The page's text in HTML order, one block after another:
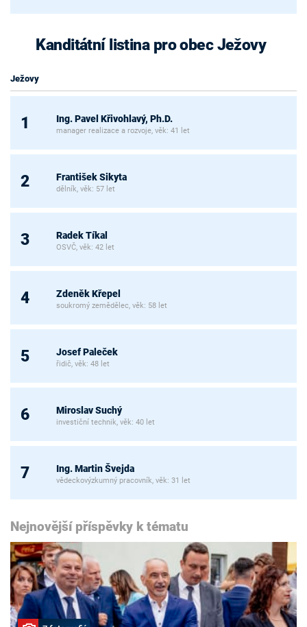
Kanditátní listina pro obec Ježovy
Ježovy
1 Ing. Pavel Křivohlavý, Ph.D.
manager realizace a rozvoje, věk: 41 let
2 František Sikyta
dělník, věk: 57 let
3 Radek Tíkal
OSVČ, věk: 42 let
4 Zdeněk Křepel
soukromý zemědělec, věk: 58 let
5 Josef Paleček
řidič, věk: 48 let
6 Miroslav Suchý
investiční technik, věk: 40 let
7 Ing. Martin Švejda
vědeckovýzkumný pracovník, věk: 31 let
Nejnovější příspěvky k tématu